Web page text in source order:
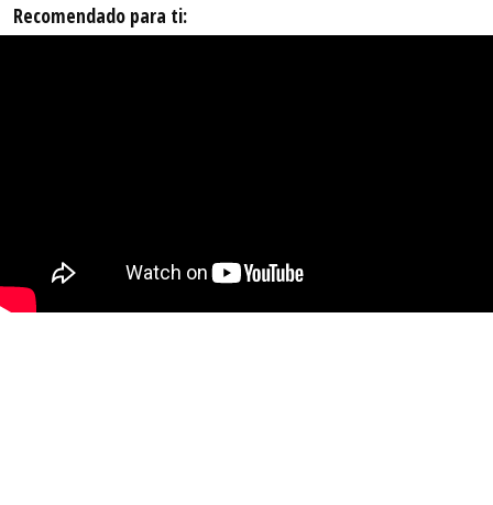
Recomendado para ti: